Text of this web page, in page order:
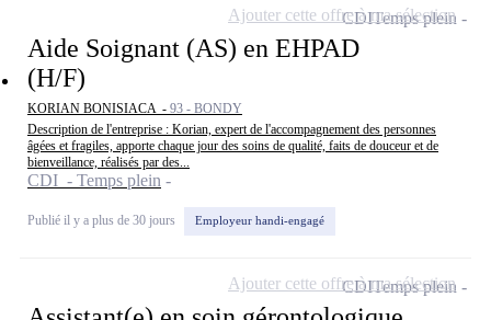
Aide Soignant (AS) en EHPAD
(H/F)
KORIAN BONISIACA - 93 - BONDY
Description de l'entreprise : Korian, expert de l'accompagnement des personnes
âgées et fragiles, apporte chaque jour des soins de qualité, faits de douceur et de
bienveillance, réalisés par des...
CDI - Temps plein
Publié il y a plus de 30 jours Employeur handi-engagé
CDITemps plein
Ajouter cette offre à ma sélection
CDITemps plein
Ajouter cette offre à ma sélection